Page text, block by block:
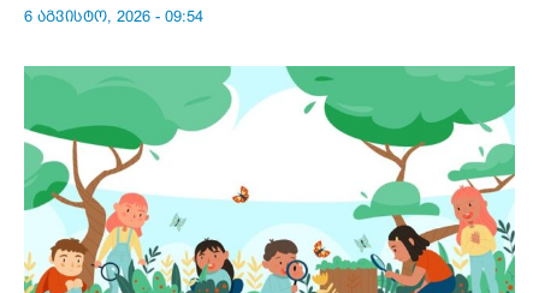
6 აგვისტო, 2026 - 09:54